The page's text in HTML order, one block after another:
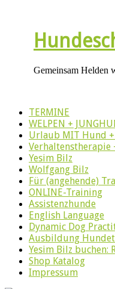
Gemeinsam Helden
TERMINE
WELPEN +
Urlaub MIT Hund +
Verhaltenstherapie
Yesim Bilz
Wolfgang Bilz
Für (angehende)
ONLINE-Training
Assistenzhunde
English Language
Dynamic Dog
Ausbildung
Yesim Bilz buchen:
Shop Katalog
Impressum